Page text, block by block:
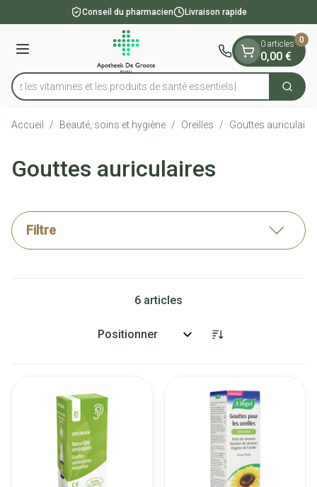
Aller au contenu
1 de 1Conseil du pharmacien Livraison rapide
Menu
Rechercher
les vitamines et les produits de santé essentiels
0 articles
0,00 €
0
Accueil / Beauté, soins et hygiène / Oreilles / Gouttes
Gouttes auriculaires
Filtre
6 articles
Trier par: